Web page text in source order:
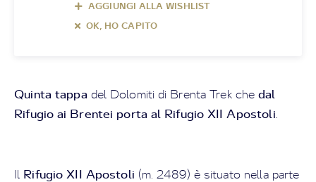
AGGIUNGI ALLA WISHLIST
OK, HO CAPITO
Quinta tappa del Dolomiti di Brenta Trek chedal
Rifugio ai Brentei porta al Rifugio XII Apostoli.
Il Rifugio XII Apostoli (m. 2489) è situato nella parte